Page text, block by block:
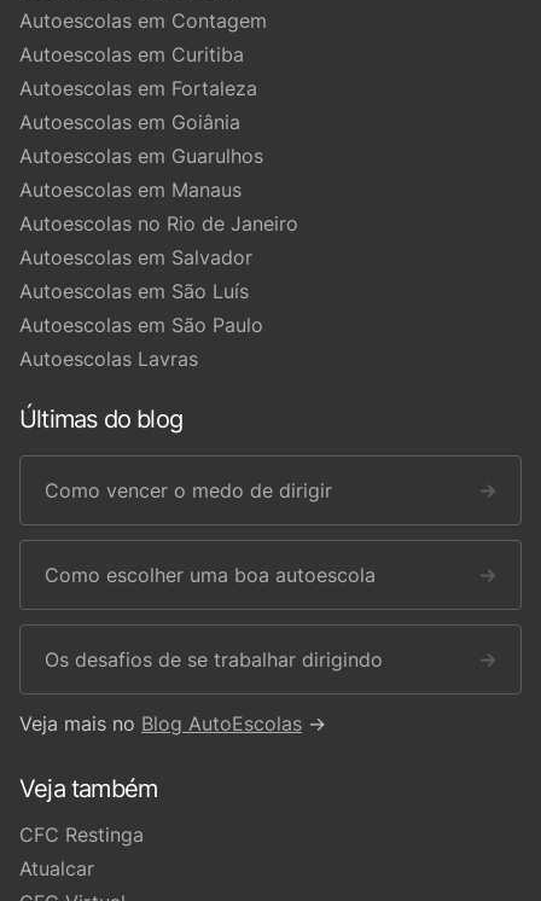
Autoescolas em Contagem
Autoescolas em Curitiba
Autoescolas em Fortaleza
Autoescolas em Goiânia
Autoescolas em Guarulhos
Autoescolas em Manaus
Autoescolas no Rio de Janeiro
Autoescolas em Salvador
Autoescolas em São Luís
Autoescolas em São Paulo
Autoescolas Lavras
Últimas do blog
Como vencer o medo de dirigir →
Como escolher uma boa autoescola →
Os desafios de se trabalhar dirigindo →
Veja mais no Blog AutoEscolas →
Veja também
CFC Restinga
Atualcar